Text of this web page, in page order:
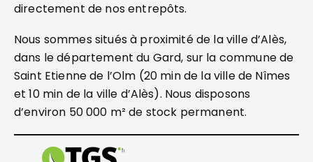
directement de nos entrepôts.
Nous sommes situés à proximité de la ville d’Alès,
dans le département du Gard, sur la commune de
Saint Etienne de l’Olm (20 min de la ville de Nîmes
et 10 min de la ville d’Alès). Nous disposons
d’environ 50 000 m² de stock permanent.